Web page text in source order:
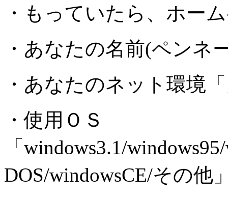
・もっていたら、ホー
・あなたの名前(ペンネ
・あなたのネット環境
・使用ＯＳ
「windows3.1/
DOS/windowsCE/その他